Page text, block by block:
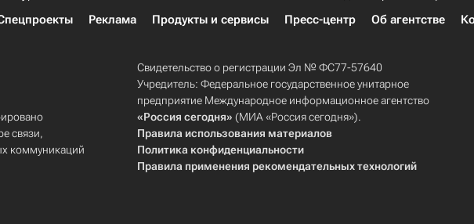
Реклама Продукты и сервисы Пресс-центр Об агентстве
связи,
коммуникаций
Свидетельство о регистрации Эл № ФС77-57640
Учредитель: Федеральное государственное унитарное
предприятие Международное информационное агентство
«Россия сегодня» (МИА «Россия сегодня»).
Правила использования материалов
Политика конфиденциальности
Правила применения рекомендательных технологий